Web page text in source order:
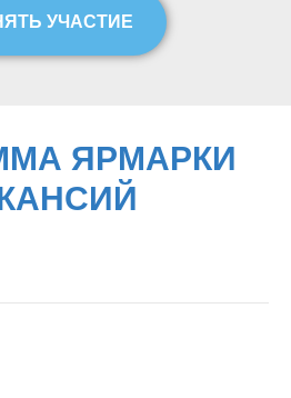
УЧАСТИЕ
ЯРМАРКИ